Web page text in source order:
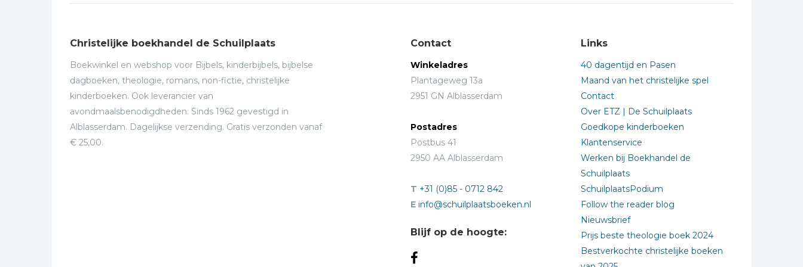
Christelijke boekhandel de Schuilplaats
Boekwinkel en webshop voor Bijbels, kinderbijbels, bijbelse
dagboeken, theologie, romans, non-fictie, christelijke
kinderboeken. Ook leverancier van
avondmaalsbenodigdheden. Sinds 1962 gevestigd in
Alblasserdam. Dagelijkse verzending. Gratis verzonden vanaf
€ 25,00.
Contact
Winkeladres
Plantageweg 13a
2951 GN Alblasserdam
Postadres
Postbus 41
2950 AA Alblasserdam
T +31 (0)85 - 0712 842
E info@schuilplaatsboeken.nl
Blijf op de hoogte:
Links
40 dagentijd en Pasen
Maand van het christelijke spel
Contact
Over ETZ | De Schuilplaats
Goedkope kinderboeken
Klantenservice
Werken bij Boekhandel de
Schuilplaats
SchuilplaatsPodium
Follow the reader blog
Nieuwsbrief
Prijs beste theologie boek 2024
Bestverkochte christelijke boeken